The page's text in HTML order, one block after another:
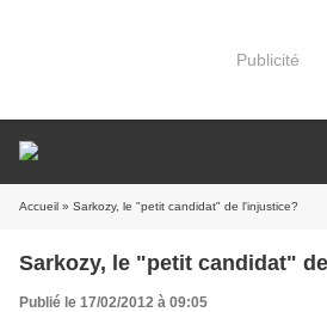
Publicité
Accueil » Sarkozy, le "petit candidat" de l'injustice?
Sarkozy, le "petit candidat"
Publié le 17/02/2012 à 09:05